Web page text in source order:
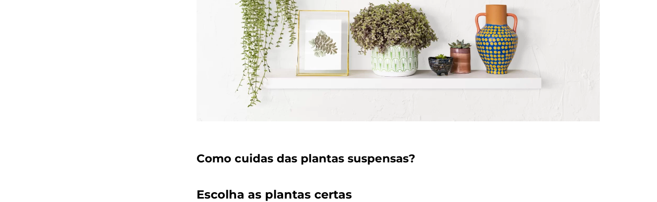
Como cuidas das plantas suspensas?
Escolha as plantas certas